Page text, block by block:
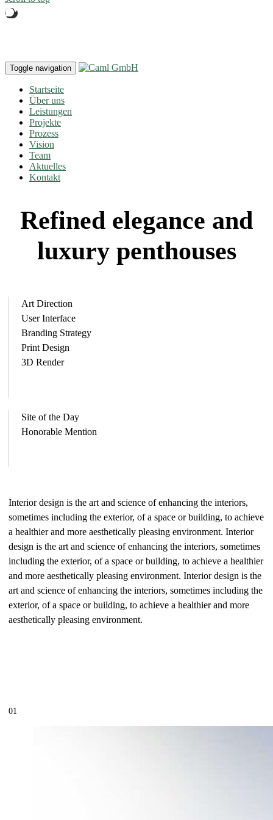
Toggle navigation
Startseite
Über uns
Leistungen
Projekte
Prozess
Vision
Team
Aktuelles
Kontakt
Refined elegance and
luxury penthouses
Art Direction
User Interface
Branding Strategy
Print Design
3D Render
Site of the Day
Honorable Mention
Interior design is the art and science of enhancing the interiors,
sometimes including the exterior, of a space or building, to achieve
a healthier and more aesthetically pleasing environment. Interior
design is the art and science of enhancing the interiors, sometimes
including the exterior, of a space or building, to achieve a healthier
and more aesthetically pleasing environment. Interior design is the
art and science of enhancing the interiors, sometimes including the
exterior, of a space or building, to achieve a healthier and more
aesthetically pleasing environment.
01